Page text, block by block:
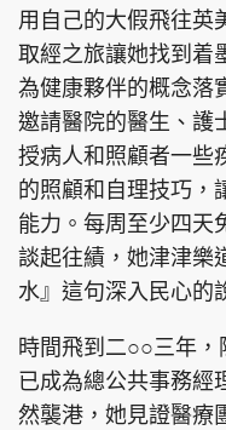
用自己的大假飛往英
取經之旅讓她找到着
為健康夥伴的概念落
邀請醫院的醫生、護
授病人和照顧者一些
的照顧和自理技巧，
能力。每周至少四天
談起往績，她津津樂
水』這句深入民心的
時間飛到二○○三年，
已成為總公共事務經
然襲港，她見證醫療